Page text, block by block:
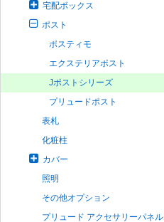
宅配ボックス
ポスト
ポスティモ
エクステリアポスト
Jポストシリーズ
プリュードポスト
表札
化粧柱
カバー
照明
その他オプション
プリュード アクセサリーパネル